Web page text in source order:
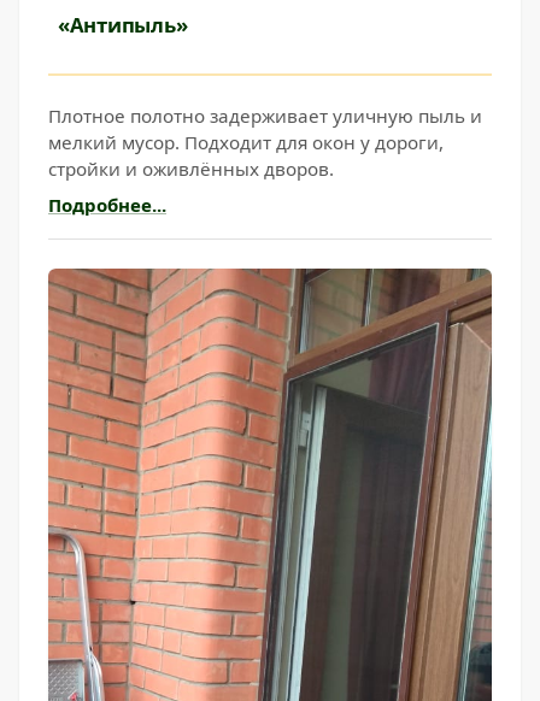
«Антипыль»
Плотное полотно задерживает уличную пыль и
мелкий мусор. Подходит для окон у дороги,
стройки и оживлённых дворов.
Подробнее...